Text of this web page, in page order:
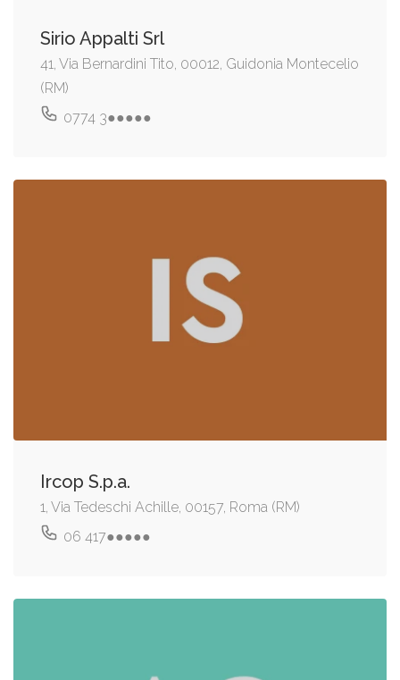
Sirio Appalti Srl
41, Via Bernardini Tito, 00012, Guidonia Montecelio
(RM)
0774 3●●●●●
Ircop S.p.a.
1, Via Tedeschi Achille, 00157, Roma (RM)
06 417●●●●●